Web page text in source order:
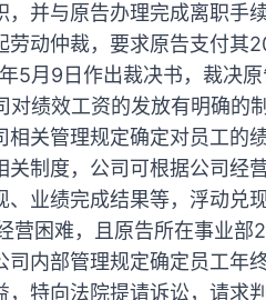
，并与原告办理完成离职手
劳动仲裁，要求原告支付
5月9日作出裁决书，裁决
绩效工资的发放有明确的
关管理规定确定对员工的
制度，公司可根据公司经
、业绩完成结果等，浮动
营困难，且原告所在事业
司内部管理规定确定员工年
特向法院提请诉讼，请求判